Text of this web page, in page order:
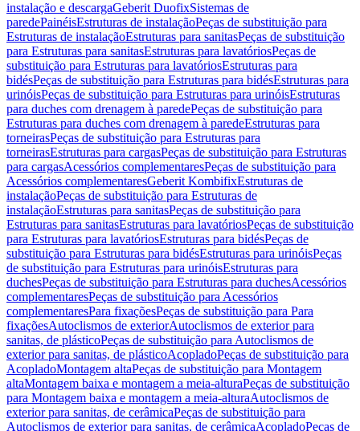
instalação e descargaGeberit DuofixSistemas de
paredePainéisEstruturas de instalaçãoPeças de substituição para
Estruturas de instalaçãoEstruturas para sanitasPeças de substituição
para Estruturas para sanitasEstruturas para lavatóriosPeças de
substituição para Estruturas para lavatóriosEstruturas para
bidésPeças de substituição para Estruturas para bidésEstruturas para
urinóisPeças de substituição para Estruturas para urinóisEstruturas
para duches com drenagem à paredePeças de substituição para
Estruturas para duches com drenagem à paredeEstruturas para
torneirasPeças de substituição para Estruturas para
torneirasEstruturas para cargasPeças de substituição para Estruturas
para cargasAcessórios complementaresPeças de substituição para
Acessórios complementaresGeberit KombifixEstruturas de
instalaçãoPeças de substituição para Estruturas de
instalaçãoEstruturas para sanitasPeças de substituição para
Estruturas para sanitasEstruturas para lavatóriosPeças de substituição
para Estruturas para lavatóriosEstruturas para bidésPeças de
substituição para Estruturas para bidésEstruturas para urinóisPeças
de substituição para Estruturas para urinóisEstruturas para
duchesPeças de substituição para Estruturas para duchesAcessórios
complementaresPeças de substituição para Acessórios
complementaresPara fixaçõesPeças de substituição para Para
fixaçõesAutoclismos de exteriorAutoclismos de exterior para
sanitas, de plásticoPeças de substituição para Autoclismos de
exterior para sanitas, de plásticoAcopladoPeças de substituição para
AcopladoMontagem altaPeças de substituição para Montagem
altaMontagem baixa e montagem a meia-alturaPeças de substituição
para Montagem baixa e montagem a meia-alturaAutoclismos de
exterior para sanitas, de cerâmicaPeças de substituição para
Autoclismos de exterior para sanitas, de cerâmicaAcopladoPeças de